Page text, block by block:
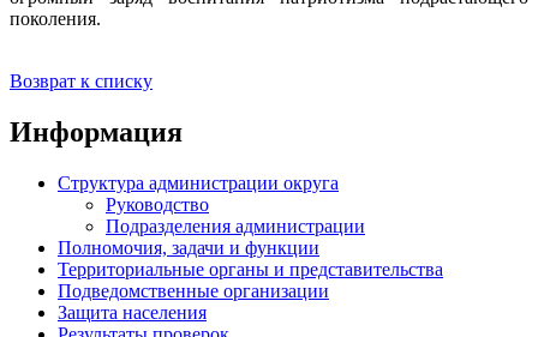
поколения.
Возврат к списку
Информация
Структура администрации округа
Руководство
Подразделения администрации
Полномочия, задачи и функции
Территориальные органы и представительства
Подведомственные организации
Защита населения